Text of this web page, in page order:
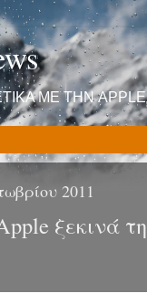
ΜΕ ΤΗΝ APPLE
2011
ξεκινά